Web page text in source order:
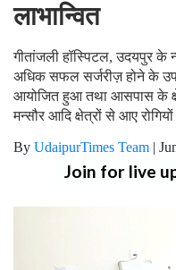
लाभान्वित
गीतांजली हॉस्पिटल, उदयपुर के
अधिक सफल सर्जरीज़ होने के
आयोजित हुआ तथा आसपास के
मन्सौर आदि क्षेत्रों से आए
By UdaipurTimes Team |
Join for live